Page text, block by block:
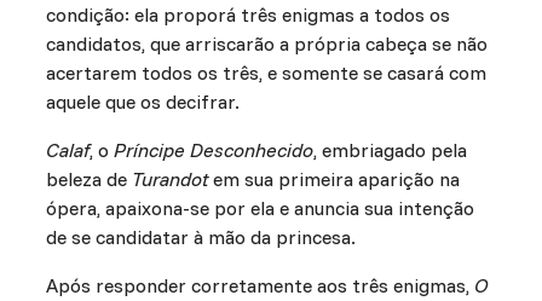
condição: ela proporá três enigmas a todos os
candidatos, que arriscarão a própria cabeça se não
acertarem todos os três, e somente se casará com
aquele que os decifrar.
Calaf, o Príncipe Desconhecido, embriagado pela
beleza de Turandotem sua primeira aparição na
ópera, apaixona-se por ela e anuncia sua intenção
de se candidatar à mão da princesa.
Após responder corretamente aos três enigmas, O